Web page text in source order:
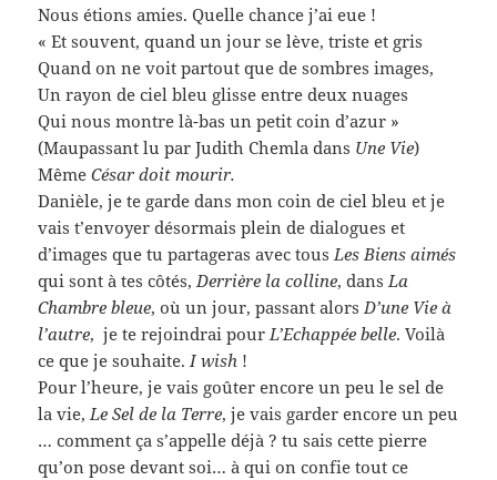
Nous étions amies. Quelle chance j’ai eue !
« Et souvent, quand un jour se lève, triste et gris
Quand on ne voit partout que de sombres images,
Un rayon de ciel bleu glisse entre deux nuages
Qui nous montre là-bas un petit coin d’azur »
(Maupassant lu par Judith Chemla dans Une Vie)
MêmeCésar doit mourir.
Danièle, je te garde dans mon coin de ciel bleu et je
vais t’envoyer désormais plein de dialogues et
d’images que tu partageras avec tous Les Biens aimés
qui sont à tes côtés, Derrière la colline, dans La
Chambre bleue, où un jour, passant alors D’une Vie à
l’autre, je te rejoindrai pour L’Echappée belle. Voilà
ce que je souhaite. I wish !
Pour l’heure, je vais goûter encore un peu le sel de
la vie, Le Sel de la Terre, je vais garder encore un peu
… comment ça s’appelle déjà ? tu sais cette pierre
qu’on pose devant soi… à qui on confie tout ce